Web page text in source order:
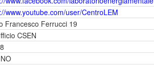
www.youtube.com/user/CentroLEM
Francesco Ferrucci 19
CSEN